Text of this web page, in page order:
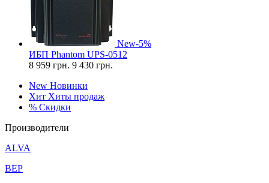
New-5%
ИБП Phantom UPS-0512
8 959 грн. 9 430 грн.
New Новинки
Хит Хиты продаж
% Скидки
Производители
ALVA
BEP